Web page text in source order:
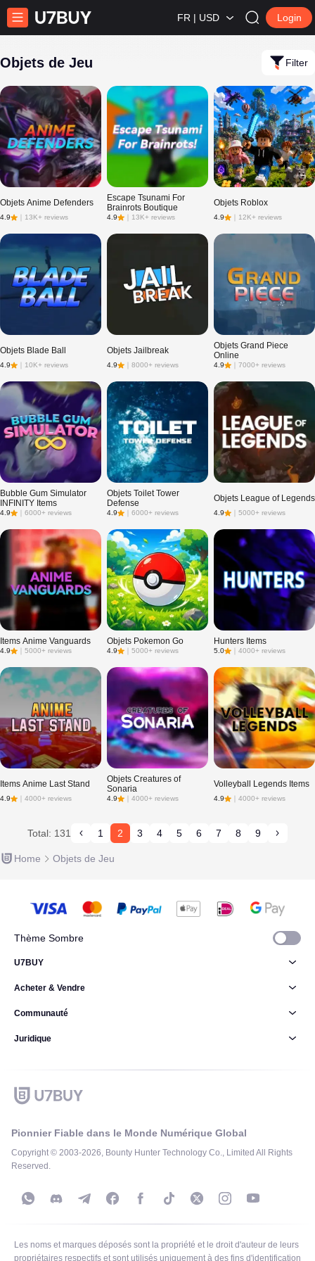
FR | USD Login
Objets de Jeu Filter
Objets Anime Defenders
4.9 13K+ reviews
Escape Tsunami For
Brainrots Boutique
4.9 13K+ reviews
Objets Roblox
4.9 12K+ reviews
Objets Blade Ball
4.9 10K+ reviews
Objets Jailbreak
4.9 8000+ reviews
Objets Grand Piece
Online
4.9 7000+ reviews
Bubble Gum Simulator
INFINITY Items
4.9 6000+ reviews
Objets Toilet Tower
Defense
4.9 6000+ reviews
Objets League of Legends
4.9 5000+ reviews
Items Anime Vanguards
4.9 5000+ reviews
Objets Pokemon Go
4.9 5000+ reviews
Hunters Items
5.0 4000+ reviews
Items Anime Last Stand
4.9 4000+ reviews
Objets Creatures of
Sonaria
4.9 4000+ reviews
Volleyball Legends Items
4.9 4000+ reviews
Total: 131 1 2 3 4 5 6 7 8 9
Home Objets de Jeu
Thème Sombre
Pionnier Fiable dans le Monde Numérique Global
Copyright © 2003-2026, Bounty Hunter Technology Co., Limited All Rights
Reserved.
U7BUY
Acheter & Vendre
Communauté
Juridique
Les noms et marques déposés sont la propriété et le droit d'auteur de leurs
propriétaires respectifs et sont utilisés uniquement à des fins d'identification